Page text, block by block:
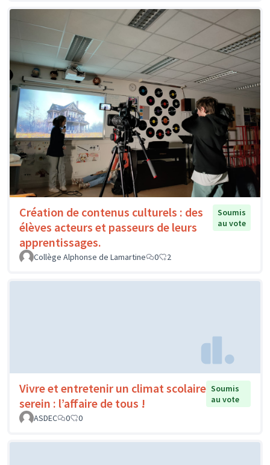
Création de contenus culturels : des
élèves acteurs et passeurs de leurs
apprentissages.
Soumis
au vote
Collège Alphonse de Lamartine 0 2
Vivre et entretenir un climat scolaire
serein : l’affaire de tous !
Soumis
au vote
ASDEC
0 0